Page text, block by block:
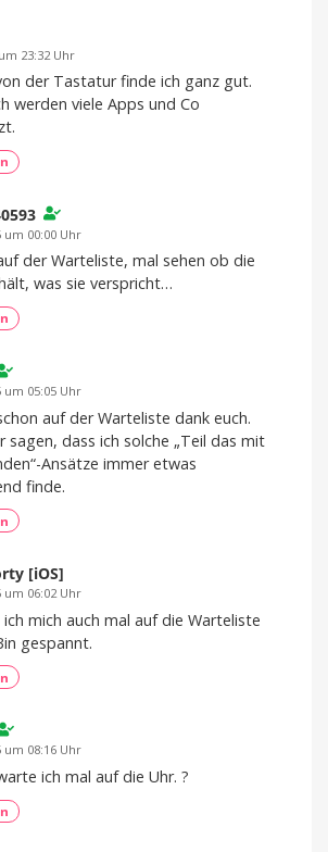
23:32 Uhr
der Tastatur finde ich ganz gut.
werden viele Apps und Co
um 00:00 Uhr
der Warteliste, mal sehen ob die
was sie verspricht…
um 05:05 Uhr
auf der Warteliste dank euch.
sagen, dass ich solche „Teil das mit
Ansätze immer etwas
finde.
[iOS]
um 06:02 Uhr
ich mich auch mal auf die Warteliste
gespannt.
um 08:16 Uhr
ich mal auf die Uhr. ?